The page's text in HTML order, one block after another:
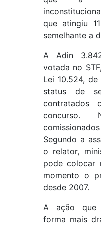
que atingiu
semelhante a
A Adin
votada no
Lei 10.524,
status de
contratados
Segundo a
o relator,
pode colocar
momento o
desde 2007.
A ação que
forma mais